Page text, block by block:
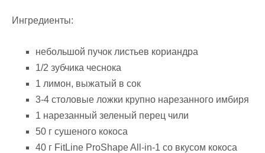
Ингредиенты:
небольшой пучок листьев кориандра
1/2 зубчика чеснока
1 лимон, выжатый в сок
3-4 столовые ложки крупно нарезанного имбиря
1 нарезанный зеленый перец чили
50 г сушеного кокоса
40 г FitLine ProShape All-in-1 со вкусом кокоса